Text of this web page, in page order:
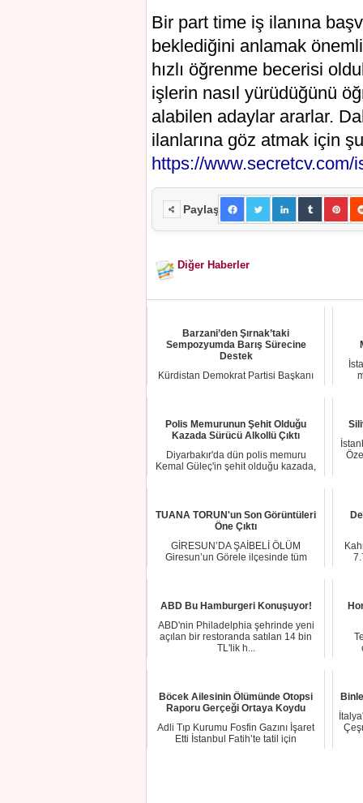
Bir part time iş ilanına
beklediğini anlamak
hızlı öğrenme becerisi
işlerin nasıl yürüdüğünü
alabilen adaylar ararlar.
ilanlarına göz atmak için
https://
Paylaş
Diğer Haberler
Barzani’den Şırnak’taki
Sempozyumda Barış Sürecine
Destek
Kürdistan Demokrat Partisi Başkanı
Polis Memurunun Şehit Olduğu
Kazada Sürücü Alkollü Çıktı
Diyarbakır'da dün polis memuru
Kemal Güleç'in şehit olduğu kazada,
TUANA TORUN'un Son Görüntüleri
Öne Çıktı
GİRESUN’DA ŞAİBELİ ÖLÜM
Giresun’un Görele ilçesinde tüm
ABD Bu Hamburgeri Konuşuyor!
ABD'nin Philadelphia şehrinde yeni
açılan bir restoranda satılan 14 bin
TL'lik h...
Böcek Ailesinin Ölümünde Otopsi
Raporu Gerçeği Ortaya Koydu
Adli Tıp Kurumu Fosfin Gazını İşaret
Etti İstanbul Fatih’te tatil için